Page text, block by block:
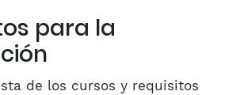
para la
de los cursos y requisitos